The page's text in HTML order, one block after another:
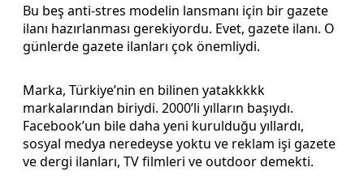
Bu beş anti-stres modelin lansmanı için bir gazete
ilanı hazırlanması gerekiyordu. Evet, gazete ilanı. O
günlerde gazete ilanları çok önemliydi.
Marka, Türkiye’nin en bilinen yatakkkkk
markalarından biriydi. 2000’li yılların başıydı.
Facebook’un bile daha yeni kurulduğu yıllardı,
sosyal medya neredeyse yoktu ve reklam işi gazete
ve dergi ilanları, TV filmleri ve outdoor demekti.